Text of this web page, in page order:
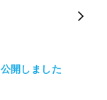
開しました